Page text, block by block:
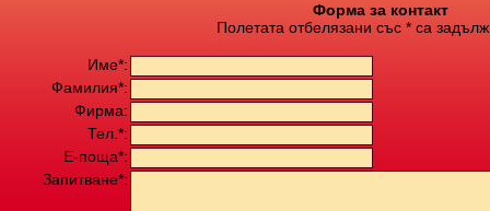
Форма за контакт
Полетата отбелязани със * са
Име*:
Фамилия*:
Фирма:
Тел.*:
Е-поща*:
Запитване*: